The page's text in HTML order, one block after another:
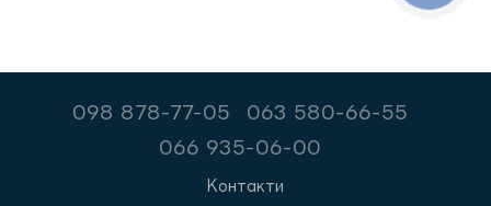
098 878-77-05
063 580-66-55
066 935-06-00
Контакти